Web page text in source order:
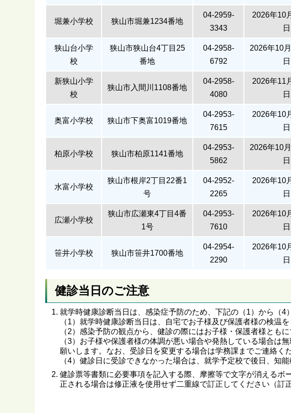
堀兼小学校 狭山市堀兼1234番地
04-2959-
3343
2026年10
日
狭山台小学
校
狭山市狭山台4丁目25
番地
04-2958-
6792
2026年10
日
新狭山小学
校
狭山市入間川1108番地
04-2958-
4080
2026年11
日
奥富小学校 狭山市下奥富1019番地
04-2953-
7615
2026年10
日
柏原小学校 狭山市柏原1141番地
04-2953-
5862
2026年10
日
水富小学校
狭山市根岸2丁目22番1
号
04-2952-
2265
2026年10
日
広瀬小学校
狭山市広瀬東4丁目4番
1号
04-2953-
7610
2026年10
日
笹井小学校 狭山市笹井1700番地
04-2954-
2290
2026年10
日
健診当日のご注意
就学時健康診断当日は、感染症予防のため、下記の（1）から（4
（1）就学時健康診断当日は、自宅でお子様及び保護者様の検温
（2）感染予防の観点から、健診の際にはお子様・保護者様とも
（3）お子様や保護者様の体調が悪い場合や発熱している場合は
願いします。なお、受診日を変更する場合は学務課までご連絡くだ
（4）健診日に受診できなかった場合は、就学予定校で後日、知
健診票等書類に必要事項を記入する際、摩擦等で文字が消えるボ
正される場合は修正液を使用せず二重線で訂正してください（訂